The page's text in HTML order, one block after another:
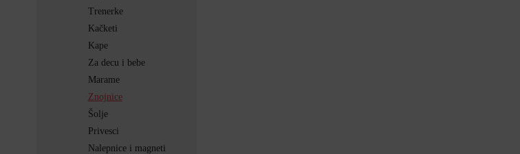
Trenerke
Kačketi
Kape
Za decu i bebe
Marame
Znojnice
Šolje
Privesci
Nalepnice i magneti